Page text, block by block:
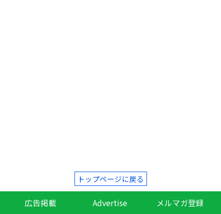
トップページに戻る
広告掲載 Advertise
メルマガ登録